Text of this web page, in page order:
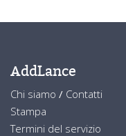
AddLance
Chi siamo / Contatti
Stampa
Termini del servizio